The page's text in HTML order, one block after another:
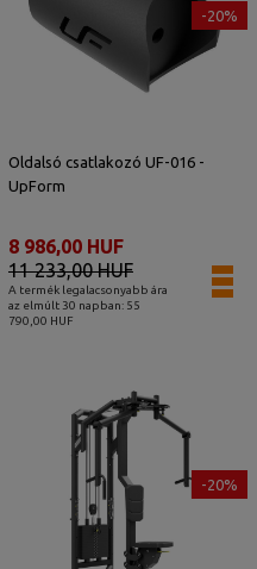
-20%
Oldalsó csatlakozó UF-016 -
UpForm
A termék legalacsonyabb ára
az elmúlt 30 napban: 55
790,00 HUF
11 233,00 HUF
8 986,00 HUF
-20%